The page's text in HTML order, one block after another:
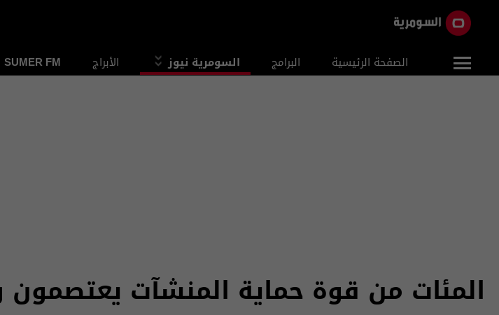
الصفحة الرئيسية البرامج السومرية نيوز الأبراج SUMER FM
المئات من قوة حماية المنشآت يعتصمون